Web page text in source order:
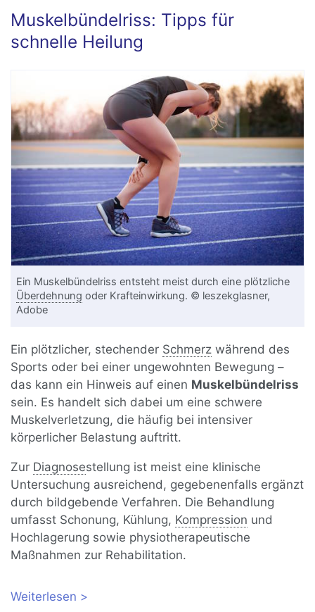
Muskelbündelriss: Tipps für
schnelle Heilung
Ein Muskelbündelriss entsteht meist durch eine plötzliche
Überdehnung oder Krafteinwirkung. © leszekglasner,
Adobe
Ein plötzlicher, stechender Schmerz während des
Sports oder bei einer ungewohnten Bewegung –
das kann ein Hinweis auf einen Muskelbündelriss
sein. Es handelt sich dabei um eine schwere
Muskelverletzung, die häufig bei intensiver
körperlicher Belastung auftritt.
Zur Diagnosestellung ist meist eine klinische
Untersuchung ausreichend, gegebenenfalls ergänzt
durch bildgebende Verfahren. Die Behandlung
umfasst Schonung, Kühlung, Kompression und
Hochlagerung sowie physiotherapeutische
Maßnahmen zur Rehabilitation.
Weiterlesen über Muskelbündelriss: Tipps für